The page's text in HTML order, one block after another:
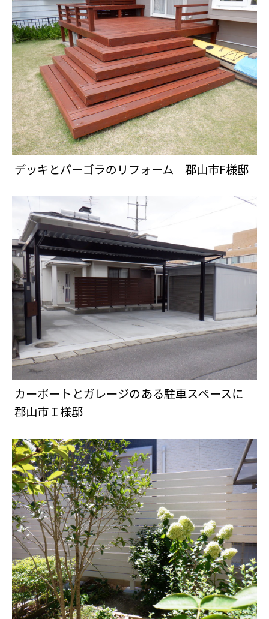
デッキとパーゴラのリフォーム 郡山市F様邸
カーポートとガレージのある駐車スペースに
郡山市Ｉ様邸